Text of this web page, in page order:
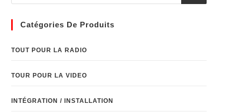
Catégories De Produits
TOUT POUR LA RADIO
TOUR POUR LA VIDEO
INTÉGRATION / INSTALLATION